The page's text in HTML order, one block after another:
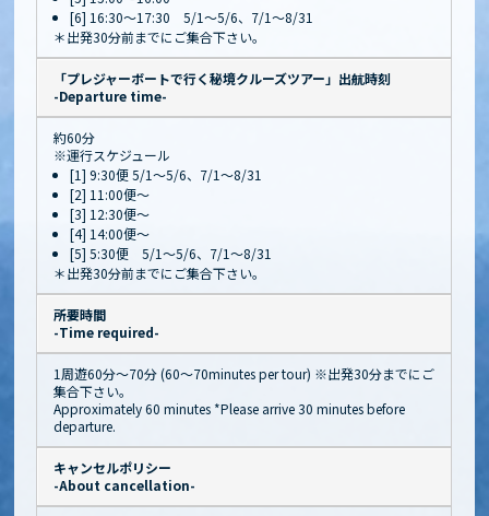
[6] 16:30～17:30 5/1～5/6、7/1～8/31
＊出発30分前までにご集合下さい。
「プレジャーボートで行く秘境クルーズツアー」出航時刻
-Departure time-
約60分
※運行スケジュール
[1] 9:30便 5/1～5/6、7/1～8/31
[2] 11:00便～
[3] 12:30便～
[4] 14:00便～
[5] 5:30便 5/1～5/6、7/1～8/31
＊出発30分前までにご集合下さい。
所要時間
-Time required-
1周遊60分〜70分 (60～70minutes per tour) ※出発30分までにご
集合下さい。
Approximately 60 minutes *Please arrive 30 minutes before
departure.
キャンセルポリシー
-About cancellation-